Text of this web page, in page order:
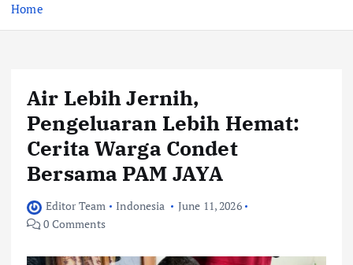
Home
Air Lebih Jernih,
Pengeluaran Lebih Hemat:
Cerita Warga Condet
Bersama PAM JAYA
Editor Team Indonesia
June 11, 2026
0 Comments